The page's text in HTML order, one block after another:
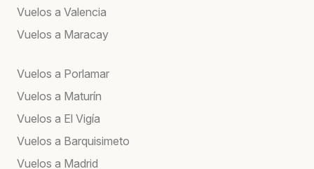
Vuelos a Valencia
Vuelos a Maracay
Vuelos a Porlamar
Vuelos a Maturín
Vuelos a El Vigía
Vuelos a Barquisimeto
Vuelos a Madrid